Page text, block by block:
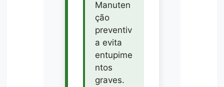
Manuten
ção
preventiv
a evita
entupime
ntos
graves.